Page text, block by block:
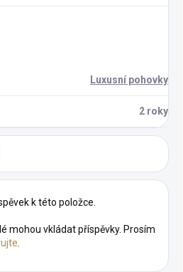
Luxusní pohovky
2 roky
k této položce.
mohou vkládat příspěvky. Prosím